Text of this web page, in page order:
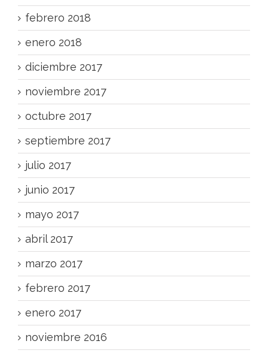
febrero 2018
enero 2018
diciembre 2017
noviembre 2017
octubre 2017
septiembre 2017
julio 2017
junio 2017
mayo 2017
abril 2017
marzo 2017
febrero 2017
enero 2017
noviembre 2016